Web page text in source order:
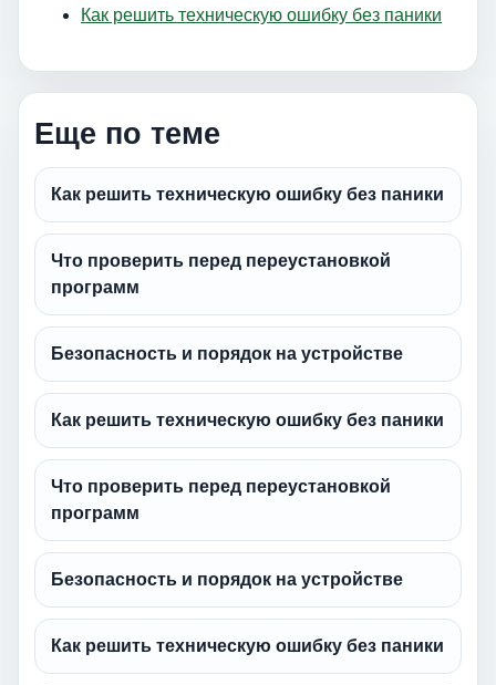
Как решить техническую ошибку без паники
Еще по теме
Как решить техническую ошибку без паники
Что проверить перед переустановкой
программ
Безопасность и порядок на устройстве
Как решить техническую ошибку без паники
Что проверить перед переустановкой
программ
Безопасность и порядок на устройстве
Как решить техническую ошибку без паники